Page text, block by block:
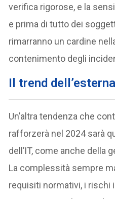
verifica rigorose, e la
e prima di tutto dei
rimarranno un cardine
contenimento degli
Il trend
Un’altra tendenza che
rafforzerà nel 2024 sarà
dell’IT, come anche della
La complessità sempre
requisiti normativi, i rischi